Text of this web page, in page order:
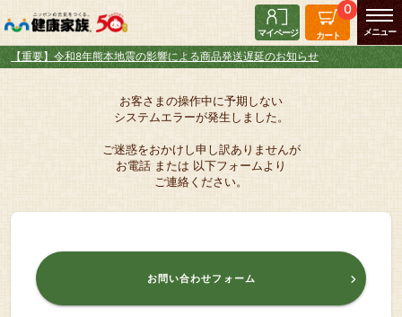
マイページ カート
0
【重要】令和8年熊本地震の影響による商品発送遅延のお知らせ
お客さまの操作中に予期しない
システムエラーが発生しました。
ご迷惑をおかけし申し訳ありませんが
お電話 または 以下フォームより
ご連絡ください。
お問い合わせフォーム